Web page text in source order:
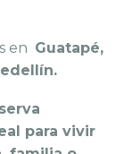
en Guatapé,
para vivir